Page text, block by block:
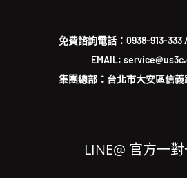
免費諮詢電話： 0938-913-333
EMAIL:
集團總部：台北市大安區信義
LINE@ 官方一